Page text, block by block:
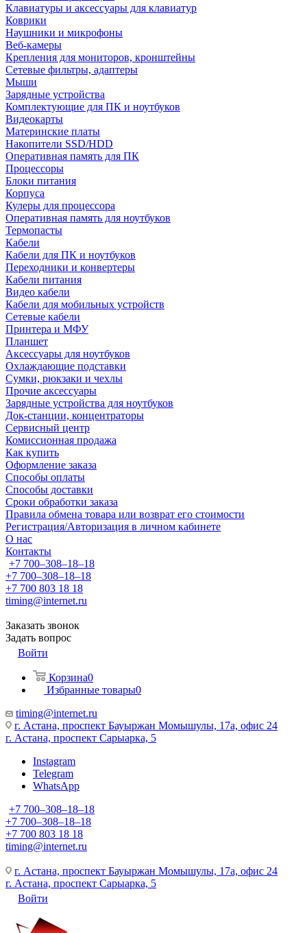
Клавиатуры и аксессуары для клавиатур
Коврики
Наушники и микрофоны
Веб-камеры
Крепления для мониторов, кронштейны
Сетевые фильтры, адаптеры
Мыши
Зарядные устройства
Комплектующие для ПК и ноутбуков
Видеокарты
Материнские платы
Накопители SSD/HDD
Оперативная память для ПК
Процессоры
Блоки питания
Корпуса
Кулеры для процессора
Оперативная память для ноутбуков
Термопасты
Кабели
Кабели для ПК и ноутбуков
Переходники и конвертеры
Кабели питания
Видео кабели
Кабели для мобильных устройств
Сетевые кабели
Принтера и МФУ
Планшет
Аксессуары для ноутбуков
Охлаждающие подставки
Сумки, рюкзаки и чехлы
Прочие аксессуары
Зарядные устройства для ноутбуков
Док-станции, концентраторы
Сервисный центр
Комиссионная продажа
Как купить
Оформление заказа
Способы оплаты
Способы доставки
Сроки обработки заказа
Правила обмена товара или возврат его стоимости
Регистрация/Авторизация в личном кабинете
О нас
Контакты
+7 700‒308‒18‒18
+7 700‒308‒18‒18
+7 700 803 18 18
timing@internet.ru
Заказать звонок
Задать вопрос
Войти
Корзина0
Избранные товары0
timing@internet.ru
г. Астана, проспект Бауыржан Момышулы, 17а, офис 24
г. Астана, проспект Сарыарка, 5
Instagram
Telegram
WhatsApp
+7 700‒308‒18‒18
+7 700‒308‒18‒18
+7 700 803 18 18
timing@internet.ru
г. Астана, проспект Бауыржан Момышулы, 17а, офис 24
г. Астана, проспект Сарыарка, 5
Войти